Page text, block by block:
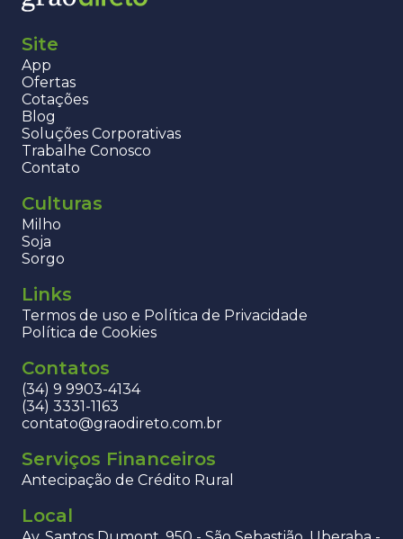
Site
App
Ofertas
Cotações
Blog
Soluções Corporativas
Trabalhe Conosco
Contato
Culturas
Milho
Soja
Sorgo
Links
Termos de uso e Política de Privacidade
Política de Cookies
Contatos
(34) 9 9903-4134
(34) 3331-1163
contato@graodireto.com.br
Serviços Financeiros
Antecipação de Crédito Rural
Local